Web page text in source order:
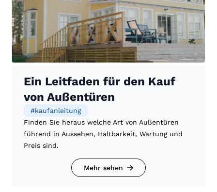
Ein Leitfaden für den Kauf
von Außentüren
#kaufanleitung
Finden Sie heraus welche Art von Außentüren
führend in Aussehen, Haltbarkeit, Wartung und
Preis sind.
Mehr sehen